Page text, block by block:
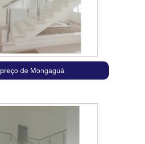
preço de Mongaguá